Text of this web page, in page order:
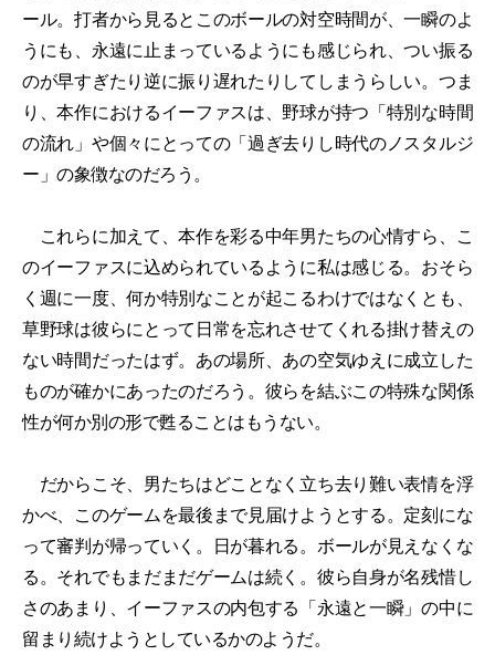
ール。打者から見るとこのボールの対空時間が、一瞬のよ
うにも、永遠に止まっているようにも感じられ、つい振る
のが早すぎたり逆に振り遅れたりしてしまうらしい。つま
り、本作におけるイーファスは、野球が持つ「特別な時間
の流れ」や個々にとっての「過ぎ去りし時代のノスタルジ
ー」の象徴なのだろう。
これらに加えて、本作を彩る中年男たちの心情すら、こ
のイーファスに込められているように私は感じる。おそら
く週に一度、何か特別なことが起こるわけではなくとも、
草野球は彼らにとって日常を忘れさせてくれる掛け替えの
ない時間だったはず。あの場所、あの空気ゆえに成立した
ものが確かにあったのだろう。彼らを結ぶこの特殊な関係
性が何か別の形で甦ることはもうない。
だからこそ、男たちはどことなく立ち去り難い表情を浮
かべ、このゲームを最後まで見届けようとする。定刻にな
って審判が帰っていく。日が暮れる。ボールが見えなくな
る。それでもまだまだゲームは続く。彼ら自身が名残惜し
さのあまり、イーファスの内包する「永遠と一瞬」の中に
留まり続けようとしているかのようだ。